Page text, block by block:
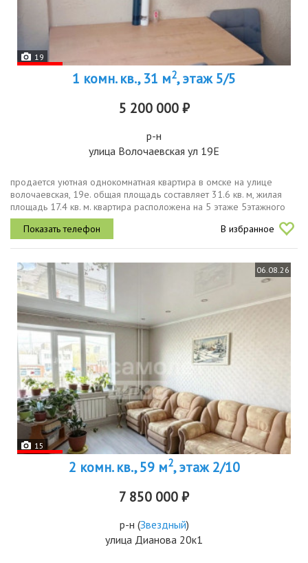
19
1 комн. кв., 31 м2, этаж 5/5
5 200 000 ₽
р-н
улица Волочаевская ул 19Е
продается уютная однокомнатная квартира в омске на улице
волочаевская, 19е. общая площадь составляет 31.6 кв. м, жилая
площадь 17.4 кв. м. квартира расположена на 5 этаже 5этажного
панельного дома, построенного в 1971 году. высота потолков
2.5...
В избранное
06.08.26
15
2 комн. кв., 59 м2, этаж 2/10
7 850 000 ₽
р-н (Звездный)
улица Дианова 20к1